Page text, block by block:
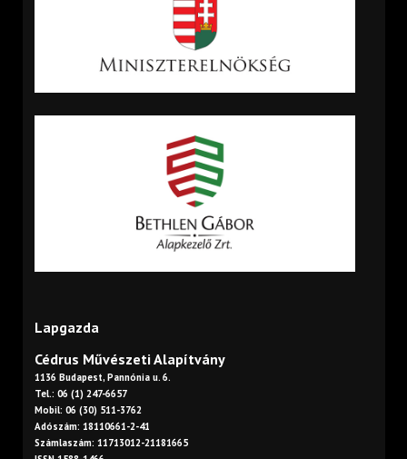
Lapgazda
Cédrus Művészeti Alapítvány
1136 Budapest, Pannónia u. 6.
Tel.: 06 (1) 247-6657
Mobil: 06 (30) 511-3762
Adószám: 18110661-2-41
Számlaszám: 11713012-21181665